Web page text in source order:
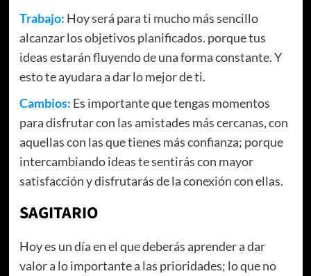
Trabajo: Hoy será para ti mucho más sencillo
alcanzar los objetivos planificados. porque tus
ideas estarán fluyendo de una forma constante. Y
esto te ayudara a dar lo mejor de ti.
Cambios: Es importante que tengas momentos
para disfrutar con las amistades más cercanas, con
aquellas con las que tienes más confianza; porque
intercambiando ideas te sentirás con mayor
satisfacción y disfrutarás de la conexión con ellas.
SAGITARIO
Hoy es un día en el que deberás aprender a dar
valor a lo importante a las prioridades; lo que no